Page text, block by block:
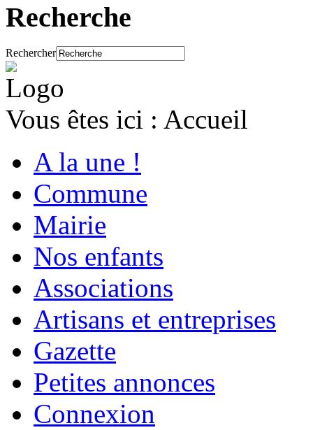
Recherche
Rechercher
Vous êtes ici : Accueil
A la une !
Commune
Mairie
Nos enfants
Associations
Artisans et entreprises
Gazette
Petites annonces
Connexion